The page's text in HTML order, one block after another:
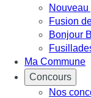
Fusion
Bonjour
Ma Commune
Concours
Nos